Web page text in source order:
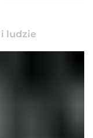
ludzie